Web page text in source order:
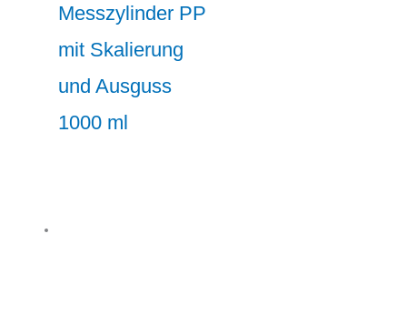
Messzylinder PP
mit Skalierung
und Ausguss
1000 ml